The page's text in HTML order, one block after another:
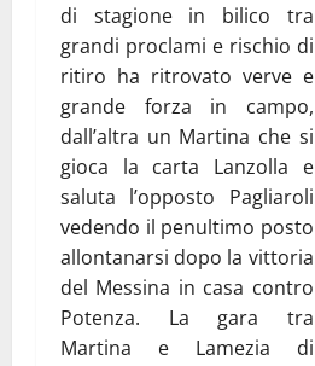
di stagione in bilico tra
grandi proclami e rischio di
ritiro ha ritrovato verve e
grande forza in campo,
dall’altra un Martina che si
gioca la carta Lanzolla e
saluta l’opposto Pagliaroli
vedendo il penultimo posto
allontanarsi dopo la vittoria
del Messina in casa contro
Potenza. La gara tra
Martina e Lamezia di